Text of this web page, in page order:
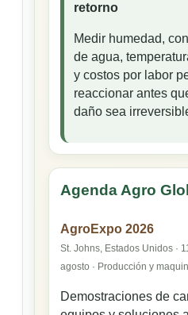
retorno
Medir humedad,
de agua,
y costos por labor
reaccionar antes
daño sea
Agenda Agro
AgroExpo 2026
St. Johns, Estados Unidos ·
agosto · Producción y
Demostraciones de